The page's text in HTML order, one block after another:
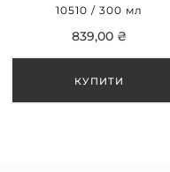
10510 / 300 мл
839,00 ₴